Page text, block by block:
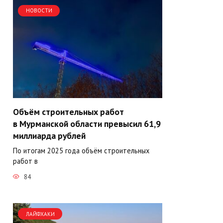
НОВОСТИ
Объём строительных работ
в Мурманской области превысил 61,9
миллиарда рублей
По итогам 2025 года объём строительных
работ в
84
ЛАЙФХАКИ